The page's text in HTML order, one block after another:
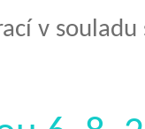
v souladu